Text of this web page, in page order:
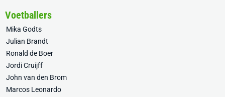
Voetballers
Mika Godts
Julian Brandt
Ronald de Boer
Jordi Cruijff
John van den Brom
Marcos Leonardo